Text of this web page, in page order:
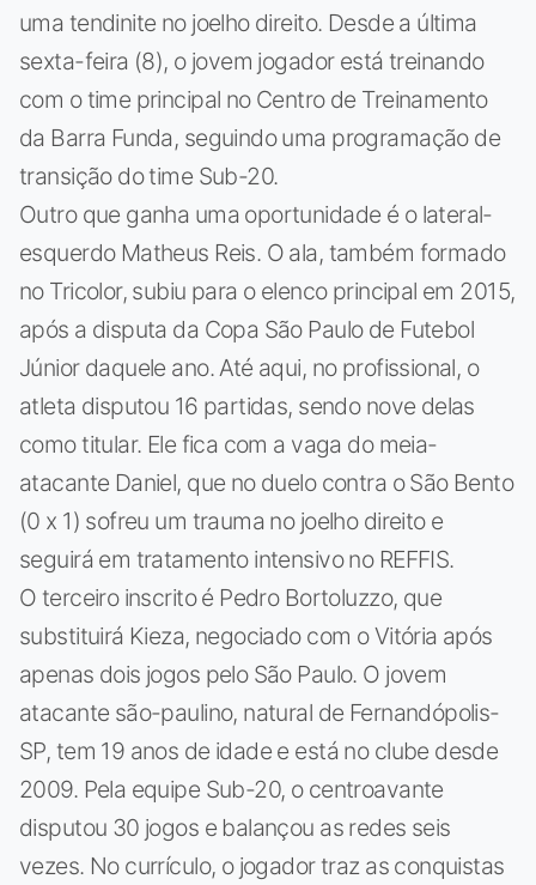
uma tendinite no joelho direito. Desde a última
sexta-feira (8), o jovem jogador está treinando
com o time principal no Centro de Treinamento
da Barra Funda, seguindo uma programação de
transição do time Sub-20.
Outro que ganha uma oportunidade é o lateral-
esquerdo Matheus Reis. O ala, também formado
no Tricolor, subiu para o elenco principal em 2015,
após a disputa da Copa São Paulo de Futebol
Júnior daquele ano. Até aqui, no profissional, o
atleta disputou 16 partidas, sendo nove delas
como titular. Ele fica com a vaga do meia-
atacante Daniel, que no duelo contra o São Bento
(0 x 1) sofreu um trauma no joelho direito e
seguirá em tratamento intensivo no REFFIS.
O terceiro inscrito é Pedro Bortoluzzo, que
substituirá Kieza, negociado com o Vitória após
apenas dois jogos pelo São Paulo. O jovem
atacante são-paulino, natural de Fernandópolis-
SP, tem 19 anos de idade e está no clube desde
2009. Pela equipe Sub-20, o centroavante
disputou 30 jogos e balançou as redes seis
vezes. No currículo, o jogador traz as conquistas